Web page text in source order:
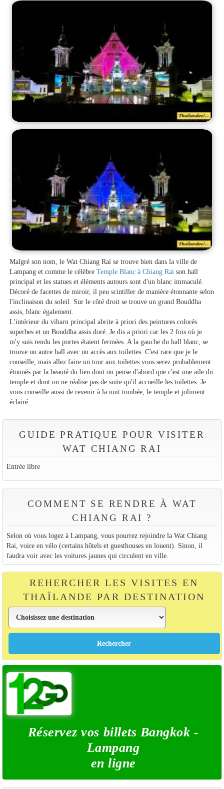
Malgré son nom, le Wat Chiang Rai se trouve bien dans la ville de
Lampang et comme le célèbreTemple Blanc à Chiang Rai son hall
principal et les statues et éléments autours sont d'un blanc immaculé.
Décoré de facettes de miroir, il peu scintiller de manière étonnante selon
l'inclinaison du soleil. Sur le côté droit se trouve un grand Bouddha
assis, blanc également.
L'intérieur du viharn principal abrite à priori des peintures colorés
superbes et un Bouddha assis doré. Je dis a priori car les 2 fois où je
m'y suis rendu les portes étaient fermées. A la gauche du hall blanc, se
trouve un autre hall avec un accès aux toilettes. C'est rare que je le
conseille, mais allez faire un tour aux toilettes vous serez probablement
étonnés par la beauté du lieu dont on pense d'abord que c'est une aile du
temple et dont on ne réalise pas de suite qu'il accueille les toilettes. Je
vous conseille aussi de revenir à la nuit tombée, le temple et joliment
éclairé.
GUIDE PRATIQUE POUR VISITER
WAT CHIANG RAI
Entrée libre
COMMENT SE RENDRE À WAT
CHIANG RAI ?
Selon où vous logez à Lampang, vous pourrez rejoindre la Wat Chiang
Rai, voire en vélo (certains hôtels et guesthouses en louent). Sinon, il
faudra voir avec les voitures jaunes qui circulent en ville.
REHERCHER LES VISITES EN
THAÏLANDE PAR DESTINATION
Réservez vos billets Bangkok -
Lampang
en ligne